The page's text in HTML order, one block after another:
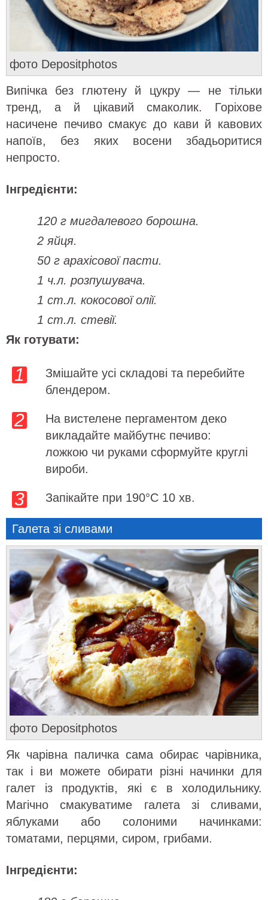
фото Depositphotos
Випічка без глютену й цукру — не тільки
тренд, а й цікавий смаколик. Горіхове
насичене печиво смакує до кави й кавових
напоїв, без яких восени збадьоритися
непросто.
Інгредієнти:
120 г мигдалевого борошна.
2 яйця.
50 г арахісової пасти.
1 ч.л. розпушувача.
1 ст.л. кокосової олії.
1 ст.л. стевії.
Як готувати:
Змішайте усі складові та перебийте
блендером.
На вистелене пергаментом деко
викладайте майбутнє печиво:
ложкою чи руками сформуйте круглі
вироби.
Запікайте при 190°C 10 хв.
Галета зі сливами
фото Depositphotos
Як чарівна паличка сама обирає чарівника,
так і ви можете обирати різні начинки для
галет із продуктів, які є в холодильнику.
Магічно смакуватиме галета зі сливами,
яблуками або солоними начинками:
томатами, перцями, сиром, грибами.
Інгредієнти: